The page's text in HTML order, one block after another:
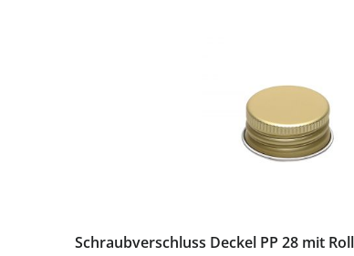
Schraubverschluss Deckel PP 28 mit